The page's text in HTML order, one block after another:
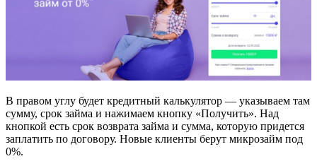
В правом углу будет кредитный калькулятор — указываем там
сумму, срок займа и нажимаем кнопку «Получить». Над
кнопкой есть срок возврата займа и сумма, которую придется
заплатить по договору. Новые клиенты берут микрозайм под
0%.